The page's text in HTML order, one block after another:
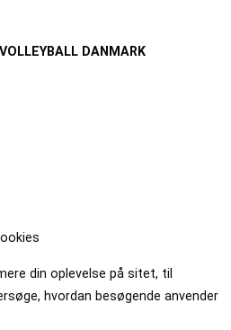
DANMARK
din oplevelse på sitet, til
hvordan besøgende anvender